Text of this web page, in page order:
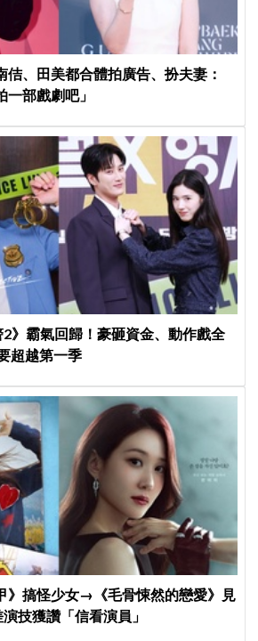
佶、田美都合體拍廣告、扮夫妻：
一部戲劇吧」
》霸氣回歸！豪砸資金、動作戲全
超越第一季
》搞怪少女→《毛骨悚然的戀愛》見
技獲讚「信看演員」